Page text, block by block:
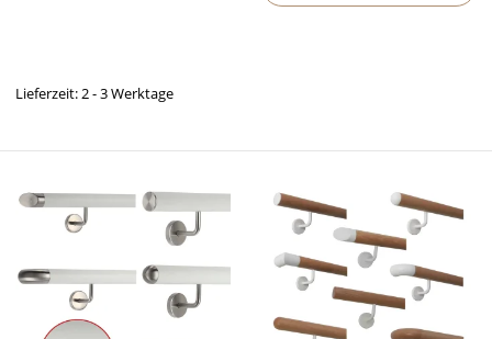
Lieferzeit: 2 - 3 Werktage